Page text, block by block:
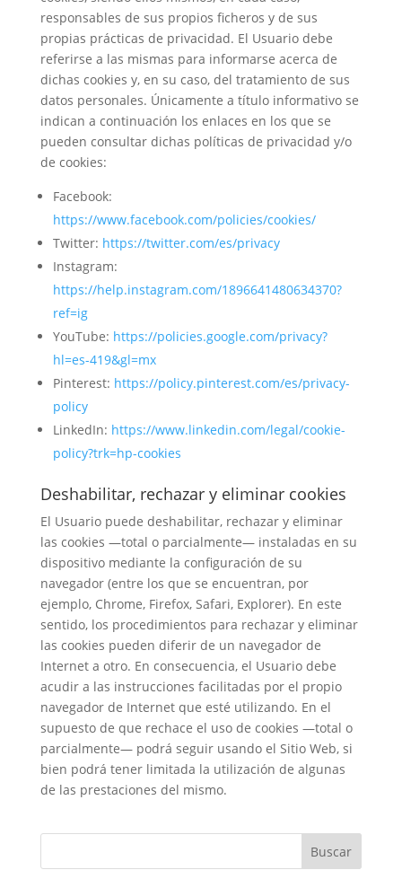
responsables de sus propios ficheros y de sus
propias prácticas de privacidad. El Usuario debe
referirse a las mismas para informarse acerca de
dichas cookies y, en su caso, del tratamiento de sus
datos personales. Únicamente a título informativo se
indican a continuación los enlaces en los que se
pueden consultar dichas políticas de privacidad y/o
de cookies:
Facebook:
https://www.facebook.com/policies/cookies/
Twitter: https://twitter.com/es/privacy
Instagram:
https://help.instagram.com/1896641480634370?
ref=ig
YouTube: https://policies.google.com/privacy?
hl=es-419&gl=mx
Pinterest: https://policy.pinterest.com/es/privacy-
policy
LinkedIn: https://www.linkedin.com/legal/cookie-
policy?trk=hp-cookies
Deshabilitar, rechazar y eliminar cookies
El Usuario puede deshabilitar, rechazar y eliminar
las cookies —total o parcialmente— instaladas en su
dispositivo mediante la configuración de su
navegador (entre los que se encuentran, por
ejemplo, Chrome, Firefox, Safari, Explorer). En este
sentido, los procedimientos para rechazar y eliminar
las cookies pueden diferir de un navegador de
Internet a otro. En consecuencia, el Usuario debe
acudir a las instrucciones facilitadas por el propio
navegador de Internet que esté utilizando. En el
supuesto de que rechace el uso de cookies —total o
parcialmente— podrá seguir usando el Sitio Web, si
bien podrá tener limitada la utilización de algunas
de las prestaciones del mismo.
Buscar